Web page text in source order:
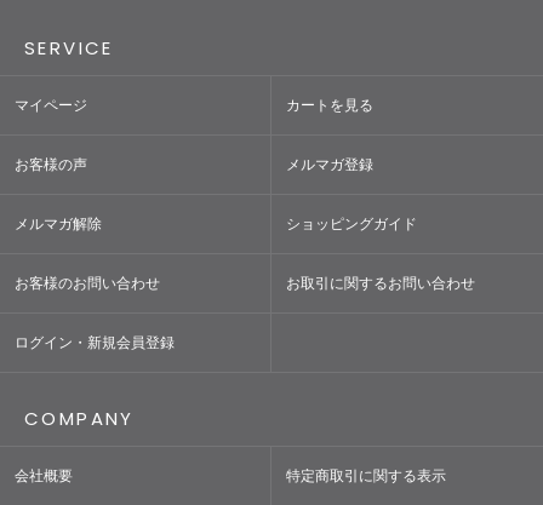
SERVICE
マイページ カートを見る
お客様の声 メルマガ登録
メルマガ解除 ショッピングガイド
お客様のお問い合わせ お取引に関するお問い合わせ
ログイン・新規会員登録
COMPANY
会社概要 特定商取引に関する表示